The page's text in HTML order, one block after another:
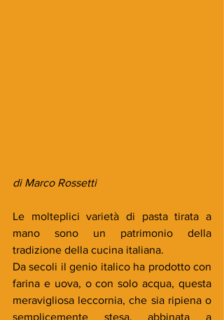
di Marco Rossetti
Le molteplici varietà di pasta tirata a
mano sono un patrimonio della
tradizione della cucina italiana.
Da secoli il genio italico ha prodotto con
farina e uova, o con solo acqua, questa
meravigliosa leccornia, che sia ripiena o
semplicemente stesa, abbinata a